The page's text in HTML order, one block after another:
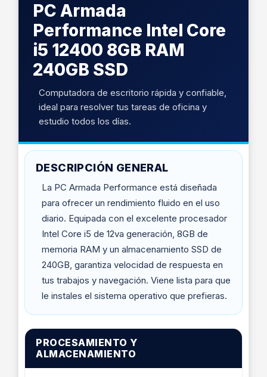
PC Armada
Performance Intel Core
i5 12400 8GB RAM
240GB SSD
Computadora de escritorio rápida y confiable,
ideal para resolver tus tareas de oficina y
estudio todos los días.
DESCRIPCIÓN GENERAL
La PC Armada Performance está diseñada
para ofrecer un rendimiento fluido en el uso
diario. Equipada con el excelente procesador
Intel Core i5 de 12va generación, 8GB de
memoria RAM y un almacenamiento SSD de
240GB, garantiza velocidad de respuesta en
tus trabajos y navegación. Viene lista para que
le instales el sistema operativo que prefieras.
PROCESAMIENTO Y
ALMACENAMIENTO